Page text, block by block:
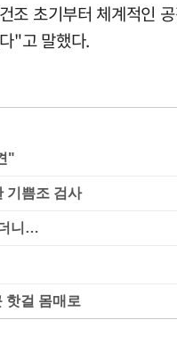
조 초기부터 체계적인
"고 말했다.
"
기쁨조 검사
니…
걸 몸매로